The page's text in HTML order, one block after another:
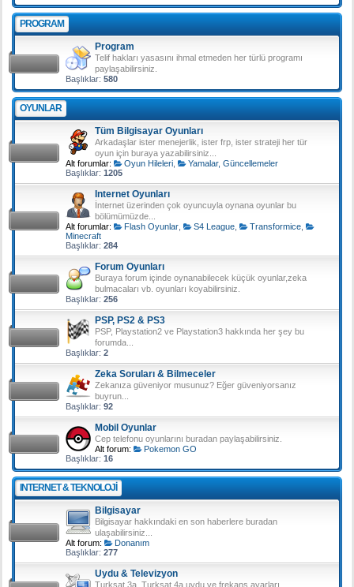
PROGRAM
Program
Telif hakları yasasını ihmal etmeden her türlü programı
paylaşabilirsiniz.
Başlıklar: 580
OYUNLAR
Tüm Bilgisayar Oyunları
Arkadaşlar ister menejerlik, ister frp, ister strateji her tür
oyun için buraya yazabilirsiniz...
Alt forumlar:
Oyun Hileleri,
Yamalar, Güncellemeler
Başlıklar: 1205
Internet Oyunları
İnternet üzerinden çok oyuncuyla oynana oyunlar bu
bölümümüzde...
Alt forumlar:
Flash Oyunlar, S4 League, Transformice,
Minecraft
Başlıklar: 284
Forum Oyunları
Buraya forum içinde oynanabilecek küçük oyunlar,zeka
bulmacaları vb. oyunları koyabilirsiniz.
Başlıklar: 256
PSP, PS2 & PS3
PSP, Playstation2 ve Playstation3 hakkında her şey bu
forumda...
Başlıklar: 2
Zeka Soruları & Bilmeceler
Zekanıza güveniyor musunuz? Eğer güveniyorsanız
buyrun...
Başlıklar: 92
Mobil Oyunlar
Cep telefonu oyunlarını buradan paylaşabilirsiniz.
Alt forum:
Pokemon GO
Başlıklar: 16
INTERNET & TEKNOLOJI
Bilgisayar
Bilgisayar hakkındaki en son haberlere buradan
ulaşabilirsiniz...
Alt forum:
Donanım
Başlıklar: 277
Uydu & Televizyon
Turksat 3a, Turksat 4a uydu ve frekans ayarları,